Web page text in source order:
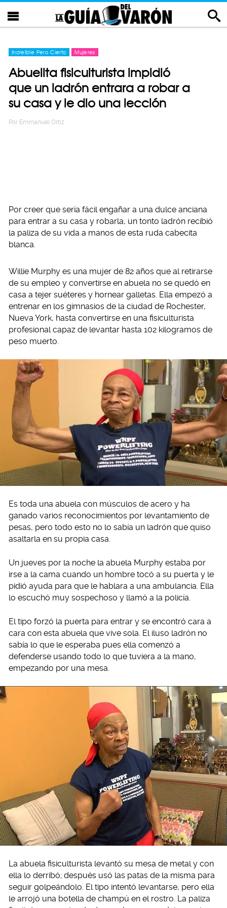
Increíble Pero Cierto Mujeres
Abuelita fisiculturista impidió
que un ladrón entrara a robar a
su casa y le dio una lección
Por Emmanuel Ortiz
Por creer que sería fácil engañar a una dulce anciana
para entrar a su casa y robarla, un tonto ladrón recibió
la paliza de su vida a manos de esta ruda cabecita
blanca.
Willie Murphy es una mujer de 82 años que al retirarse
de su empleo y convertirse en abuela no se quedó en
casa a tejer suéteres y hornear galletas. Ella empezó a
entrenar en los gimnasios de la ciudad de Rochester,
Nueva York, hasta convertirse en una fisiculturista
profesional capaz de levantar hasta 102 kilogramos de
peso muerto.
Es toda una abuela con músculos de acero y ha
ganado varios reconocimientos por levantamiento de
pesas, pero todo esto no lo sabía un ladrón que quiso
asaltarla en su propia casa.
Un jueves por la noche la abuela Murphy estaba por
irse a la cama cuando un hombre tocó a su puerta y le
pidió ayuda para que le hablara a una ambulancia. Ella
lo escuchó muy sospechoso y llamó a la policía.
El tipo forzó la puerta para entrar y se encontró cara a
cara con esta abuela que vive sola. El iluso ladrón no
sabía lo que le esperaba pues ella comenzó a
defenderse usando todo lo que tuviera a la mano,
empezando por una mesa.
La abuela fisiculturista levantó su mesa de metal y con
ella lo derribó; después usó las patas de la misma para
seguir golpeándolo. El tipo intentó levantarse, pero ella
le arrojó una botella de champú en el rostro. La paliza